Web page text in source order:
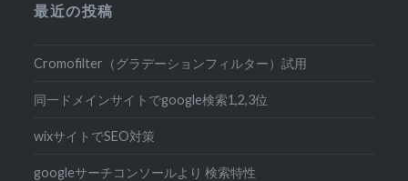
最近の投稿
Cromofilter（グラデーションフィルター）試用
同一ドメインサイトでgoogle検索1,2,3位
wixサイトでSEO対策
googleサーチコンソールより 検索特性